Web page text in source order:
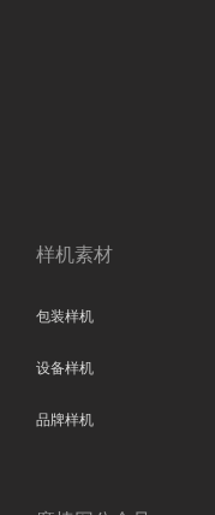
样机素材
包装样机
设备样机
品牌样机